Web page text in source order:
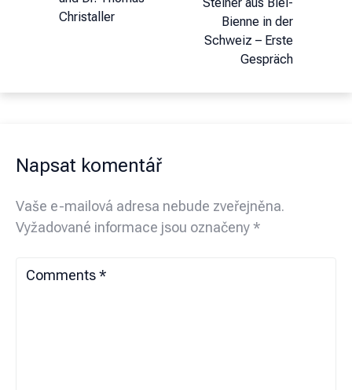
Christaller
Steiner aus Biel-
Bienne in der
Schweiz – Erste
Gespräch
Napsat komentář
Vaše e-mailová adresa nebude zveřejněna.
Vyžadované informace jsou označeny*